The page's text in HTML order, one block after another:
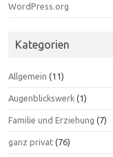
WordPress.org
Kategorien
Allgemein (11)
Augenblickswerk (1)
Familie und Erziehung (7)
ganz privat (76)